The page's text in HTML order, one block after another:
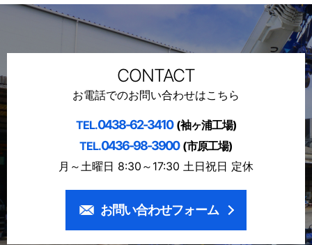
CONTACT
お電話でのお問い合わせはこちら
TEL.0438-62-3410 (袖ヶ浦工場)
TEL.0436-98-3900 (市原工場)
月～土曜日 8:30～17:30 土日祝日 定休
お問い合わせフォーム